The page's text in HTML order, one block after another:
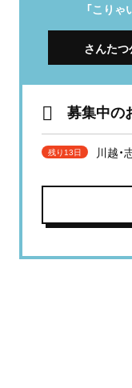
「こりゃ
さんた
募集中の
残り13日 川越